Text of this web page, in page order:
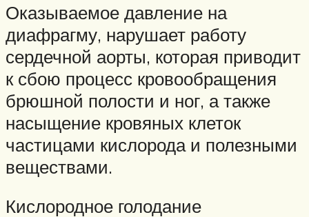
Оказываемое давление на
диафрагму, нарушает работу
сердечной аорты, которая приводит
к сбою процесс кровообращения
брюшной полости и ног, а также
насыщение кровяных клеток
частицами кислорода и полезными
веществами.
Кислородное голодание